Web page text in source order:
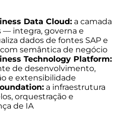
Data Cloud: a camada
— integra, governa e
dados de fontes SAP e
com semântica de negócio
Technology Platform:
de desenvolvimento,
e extensibilidade
a infraestrutura
orquestração e
de IA